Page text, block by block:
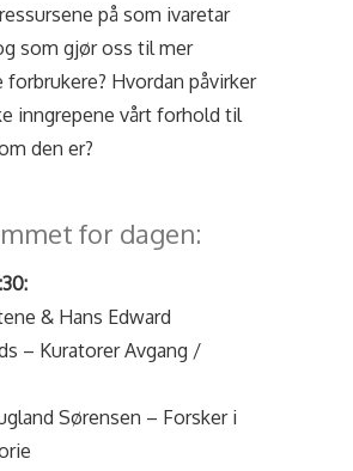
på som ivaretar
som gjør oss til mer
forbrukere? Hvordan påvirker
inngrepene vårt forhold til
den er?
for dagen:
& Hans Edward
– Kuratorer Avgang /
Sørensen – Forsker i